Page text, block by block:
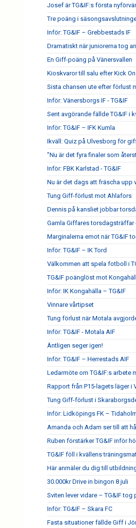
Josef är TG&IF:s första
Tre poäng i
Inför: TG&IF – Grebbestads IF
Dramatiskt när juniorerna tog
En Giff-poäng på Vänersvallen
Kioskvaror till salu efter Kick On
Sista chansen ute efter förlust
Inför: Vänersborgs IF - TG&IF
Sent avgörande fällde TG&IF i
Inför: TG&IF – IFK Kumla
Ikväll: Quiz på Ulvesborg för
”Nu är det fyra finaler som
Inför: FBK Karlstad - TG&IF
Nu är det dags att fräscha upp
Tung Giff-förlust mot Ahlafors
Dennis på kansliet jobbar
Gamla Giffares
Marginalerna emot när TG&IF
Inför: TG&IF – IK Tord
Välkommen att spela fotboll i
TG&IF poänglöst mot
Inför: IK Kongahälla – TG&IF
Vinnare vårtipset
Tung förlust när Motala
Inför: TG&IF - Motala AIF
Äntligen seger igen!
Inför: TG&IF – Herrestads AIF
Ledarmöte om TG&IF:s arbete
Rapport från P15-lagets läger i
Tung Giff-förlust i
Inför: Lidköpings FK –
Amanda och Adam ser till att
Ruben förstärker TG&IF inför
TG&IF föll i kvällens
Här anmäler du dig till
30.000kr Drive in bingon 8 juli
Sviten lever vidare – TG&IF
Inför: TG&IF – Skara FC
Fasta situationer fällde Giff i